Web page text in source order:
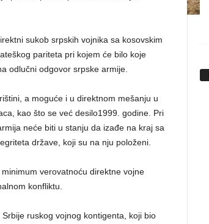
sukob srpskih vojnika sa kosovskim
pariteta pri kojem će bilo koje
odlučni odgovor srpske armije.
a moguće i u direktnom mešanju u
kao što se već desilo1999. godine. Pri
neće biti u stanju da izađe na kraj sa
države, koji su na nju položeni.
verovatnoću direktne vojne
konfliktu.
ruskog vojnog kontigenta, koji bio